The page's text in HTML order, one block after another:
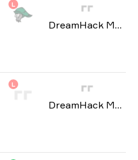
L
DreamHack Masters: North America Winter 2020
L
DreamHack Masters: North America Winter 2020